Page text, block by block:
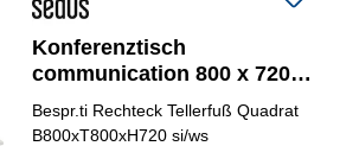
Konferenztisch
communication 800 x 720 x
800 mm (B x H x T)
silberaluminium
Bespr.ti Rechteck Tellerfuß Quadrat
B800xT800xH720 si/ws